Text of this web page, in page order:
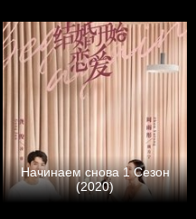
Начинаем снова 1 Сезон
(2020)